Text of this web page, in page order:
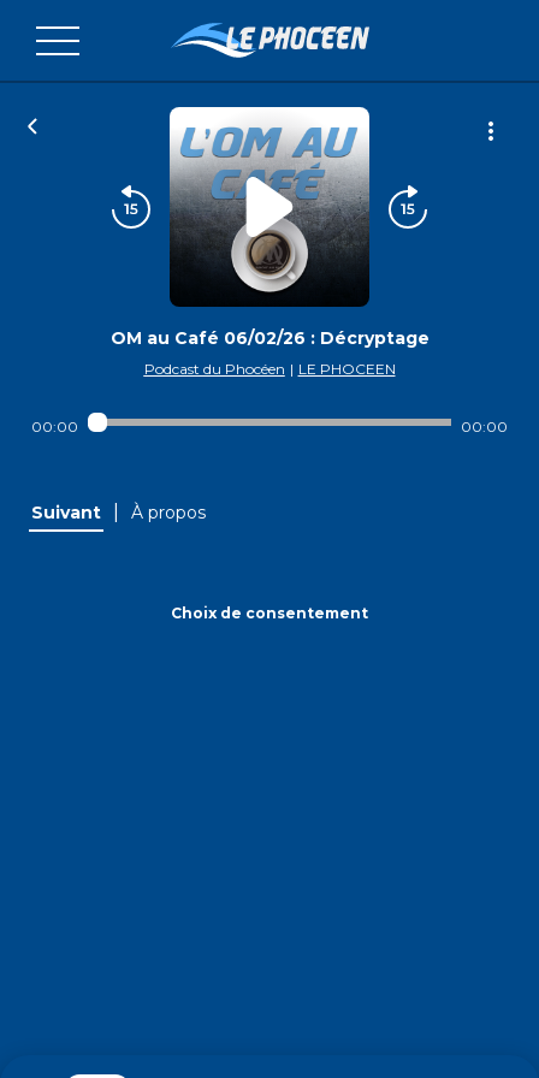
OM au Café 06/02/26 : Décryptage
Podcast du Phocéen | LE PHOCEEN
00:00 00:00
Suivant À propos
Choix de consentement